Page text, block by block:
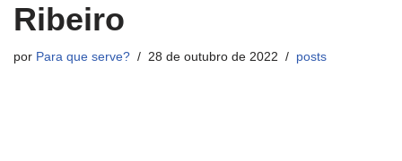
Ribeiro
por Para que serve? 28 de outubro de 2022 posts